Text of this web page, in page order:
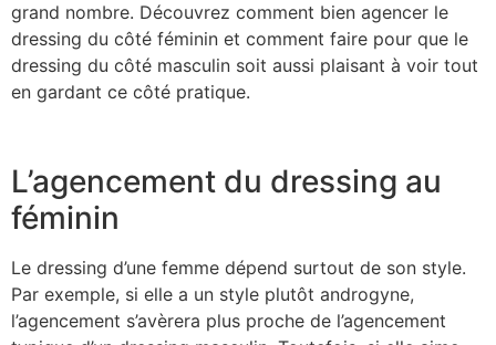
grand nombre. Découvrez comment bien agencer le
dressing du côté féminin et comment faire pour que le
dressing du côté masculin soit aussi plaisant à voir tout
en gardant ce côté pratique.
L’agencement du dressing au
féminin
Le dressing d’une femme dépend surtout de son style.
Par exemple, si elle a un style plutôt androgyne,
l’agencement s’avèrera plus proche de l’agencement